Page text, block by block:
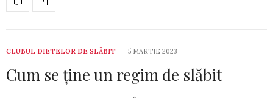
CLUBUL DIETELOR DE SLĂBIT 5 MARTIE 2023
Cum se ține un regim de slăbit